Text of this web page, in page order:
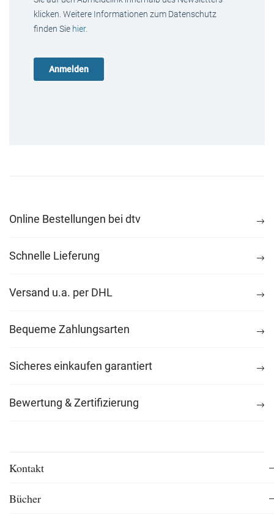
klicken. Weitere Informationen zum Datenschutz
finden Sie hier.
Online Bestellungen bei dtv
Schnelle Lieferung
Versand u.a. per DHL
Bequeme Zahlungsarten
Sicheres einkaufen garantiert
Bewertung & Zertifizierung
Kontakt
Bücher